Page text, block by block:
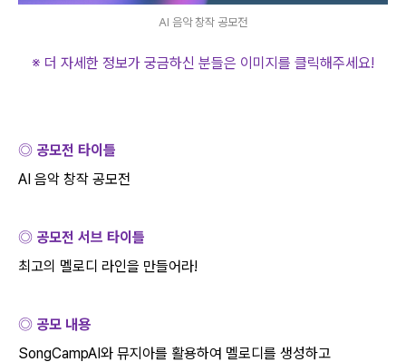
AI 음악 창작 공모전
※ 더 자세한 정보가 궁금하신 분들은 이미지를 클릭해주세요!
◎ 공모전 타이틀
AI 음악 창작 공모전
◎ 공모전 서브 타이틀
최고의 멜로디 라인을 만들어라!
◎ 공모 내용
SongCampAI와 뮤지아를 활용하여 멜로디를 생성하고